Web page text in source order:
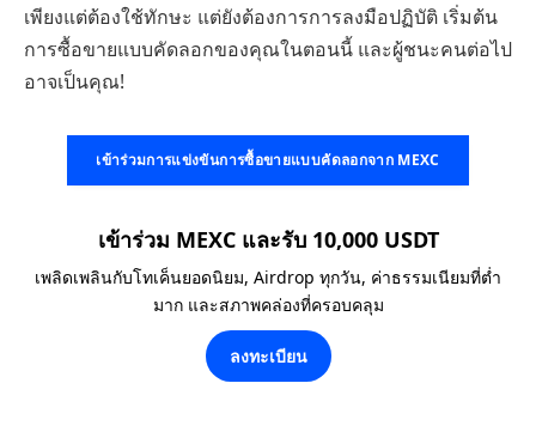
เพียงแต่ต้องใช้ทักษะ แต่ยังต้องการการลงมือปฏิบัติ เริ่มต้น
การซื้อขายแบบคัดลอกของคุณในตอนนี้ และผู้ชนะคนต่อไป
อาจเป็นคุณ!
เข้าร่วมการแข่งขันการซื้อขายแบบคัดลอกจาก MEXC
เข้าร่วม MEXC และรับ 10,000 USDT
เพลิดเพลินกับโทเค็นยอดนิยม, Airdrop ทุกวัน, ค่าธรรมเนียมที่ต่ำ
มาก และสภาพคล่องที่ครอบคลุม
ลงทะเบียน